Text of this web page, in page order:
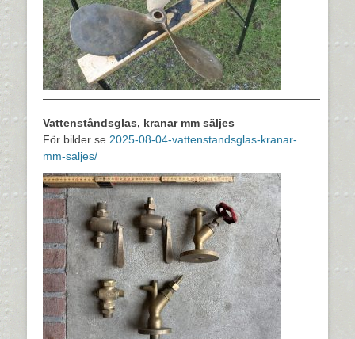
—————————————————————————
Vattenståndsglas, kranar mm säljes
För bilder se 2025-08-04-vattenstandsglas-kranar-
mm-saljes/